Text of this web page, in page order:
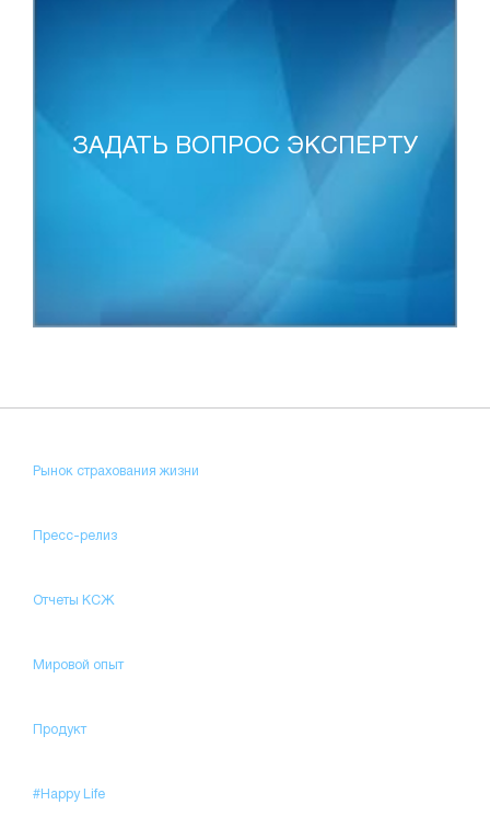
ЗАДАТЬ ВОПРОС ЭКСПЕРТУ
Рынок страхования жизни
Пресс-релиз
Отчеты КСЖ
Мировой опыт
Продукт
#Happy Life